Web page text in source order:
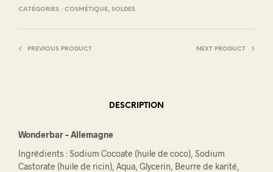
CATÉGORIES : COSMÉTIQUE, SOLDES
PREVIOUS PRODUCT NEXT PRODUCT
DESCRIPTION
Wonderbar – Allemagne
Ingrédients : Sodium Cocoate (huile de coco), Sodium
Castorate (huile de ricin), Aqua, Glycerin, Beurre de karité,